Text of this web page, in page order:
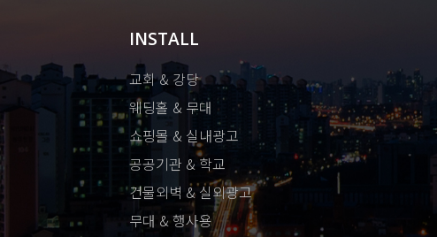
INSTALL
교회 & 강당
웨딩홀 & 무대
쇼핑몰 & 실내광고
공공기관 & 학교
건물외벽 & 실외광고
무대 & 행사용